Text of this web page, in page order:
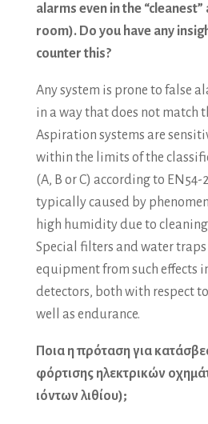
alarms even in the
room). Do you have any
counter this?
Any system is prone to false
in a way that does not match
Aspiration systems are
within the limits of the
(A, B or C) according to EN54-
typically caused by
high humidity due to cleaning
Special filters and water
equipment from such effects
detectors, both with respect
well as endurance.
Ποια η πρόταση για
φόρτισης ηλεκτρικών
ιόντων λιθίου);